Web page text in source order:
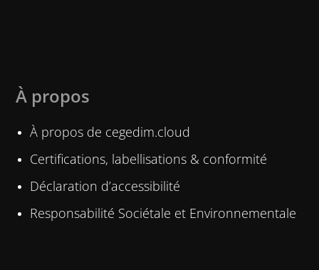
À propos
À propos de cegedim.cloud
Certifications, labellisations & conformité
Déclaration d’accessibilité
Responsabilité Sociétale et Environnementale